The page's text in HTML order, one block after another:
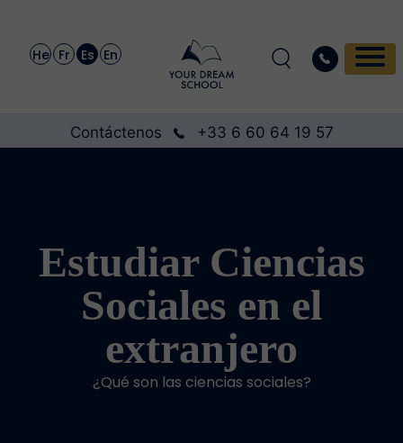
He Fr Es En
Contáctenos +33 6 60 64 19 57
Estudiar Ciencias
Sociales en el
extranjero
¿Qué son las ciencias sociales?